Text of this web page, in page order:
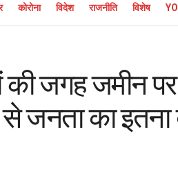
कोरोना विदेश राजनीति विशेष
जगह जमीन पर
से जनता का